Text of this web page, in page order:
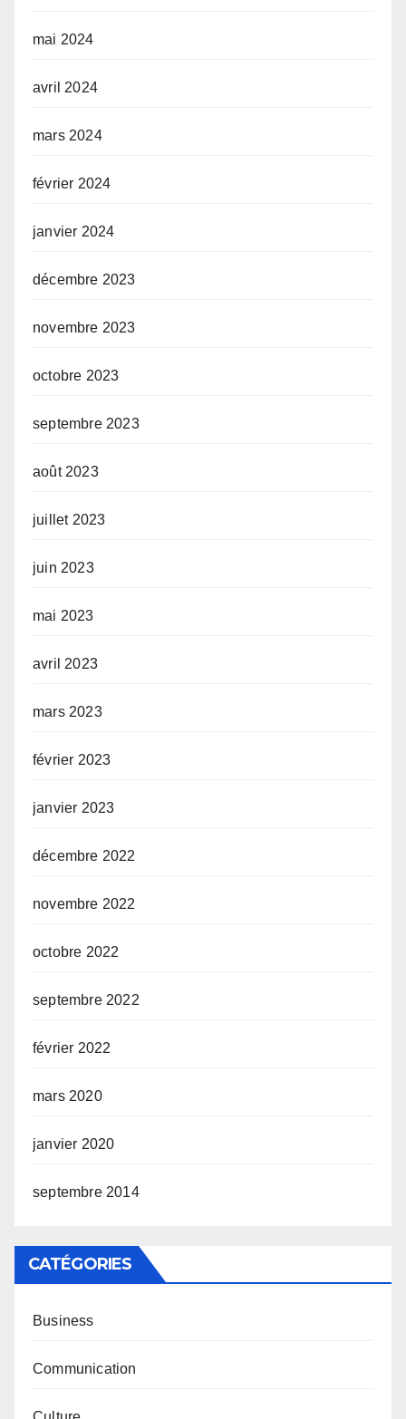
mai 2024
avril 2024
mars 2024
février 2024
janvier 2024
décembre 2023
novembre 2023
octobre 2023
septembre 2023
août 2023
juillet 2023
juin 2023
mai 2023
avril 2023
mars 2023
février 2023
janvier 2023
décembre 2022
novembre 2022
octobre 2022
septembre 2022
février 2022
mars 2020
janvier 2020
septembre 2014
CATÉGORIES
Business
Communication